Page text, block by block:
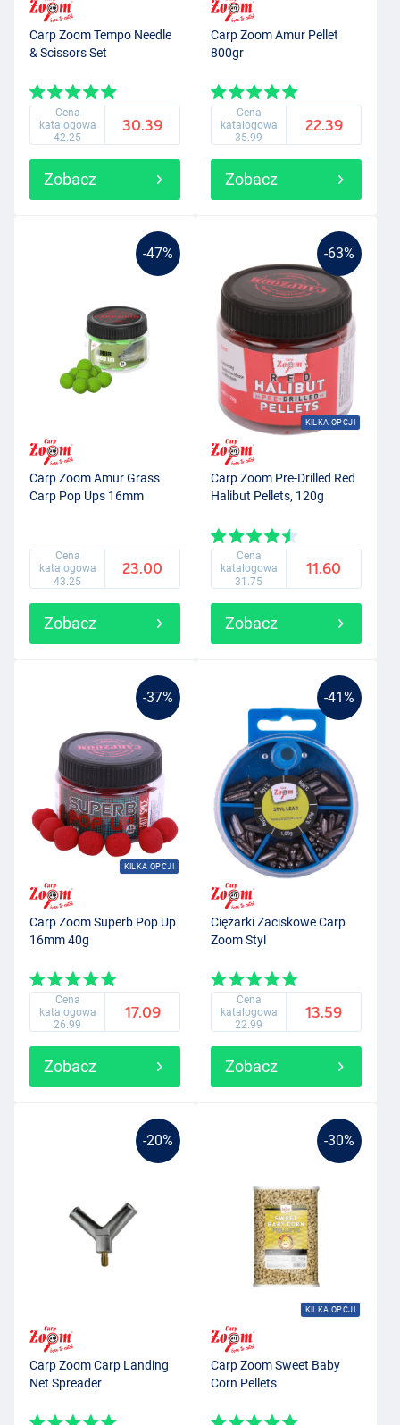
Carp Zoom Tempo Needle
& Scissors Set
Cena
katalogowa
42.25
30.39
Zobacz
Carp Zoom Amur Pellet
800gr
Cena
katalogowa
35.99
22.39
Zobacz
-47%
Carp Zoom Amur Grass
Carp Pop Ups 16mm
Cena
katalogowa
43.25
23.00
Zobacz
-63%
KILKA OPCJI
Carp Zoom Pre-Drilled Red
Halibut Pellets, 120g
Cena
katalogowa
31.75
11.60
Zobacz
-37%
KILKA OPCJI
Carp Zoom Superb Pop Up
16mm 40g
Cena
katalogowa
26.99
17.09
Zobacz
-41%
Ciężarki Zaciskowe Carp
Zoom Styl
Cena
katalogowa
22.99
13.59
Zobacz
-20%
Carp Zoom Carp Landing
Net Spreader
-30%
KILKA OPCJI
Carp Zoom Sweet Baby
Corn Pellets